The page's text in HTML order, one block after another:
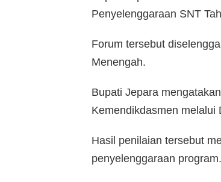
Penyelenggaraan SNT
Forum tersebut
Menengah.
Bupati Jepara
Kemendikdasmen melalui
Hasil penilaian tersebut
penyelenggaraan program.